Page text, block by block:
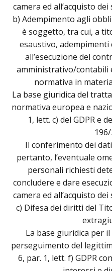
camera ed all’acquisto
b) Adempimento agli
è soggetto, tra cui, a
esaustivo, adempimenti
all’esecuzione del
amministrativo/contabili
normativa in
La base giuridica del
normativa europea e
1, lett. c) del GDPR e
Il conferimento dei
pertanto, l’eventuale
personali richiesti
concludere e dare
camera ed all’acquisto
c) Difesa dei diritti del
La base giuridica per
perseguimento del
6, par. 1, lett. f) GDPR